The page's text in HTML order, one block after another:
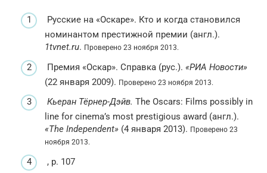
Русские на «Оскаре». Кто и когда становился
номинантом престижной премии (англ.).
1tvnet.ru. Проверено 23 ноября 2013.
Премия «Оскар». Справка (рус.). «РИА Новости»
(22 января 2009). Проверено 23 ноября 2013.
Кьеран Тёрнер-Дэйв. The Oscars: Films possibly in
line for cinema’s most prestigious award (англ.).
«The Independent» (4 января 2013). Проверено 23
ноября 2013.
, p. 107